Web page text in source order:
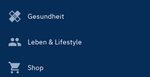
Gesundheit
Leben & Lifestyle
Shop